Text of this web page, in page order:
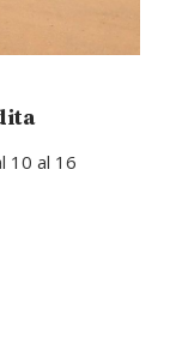
10 al 16